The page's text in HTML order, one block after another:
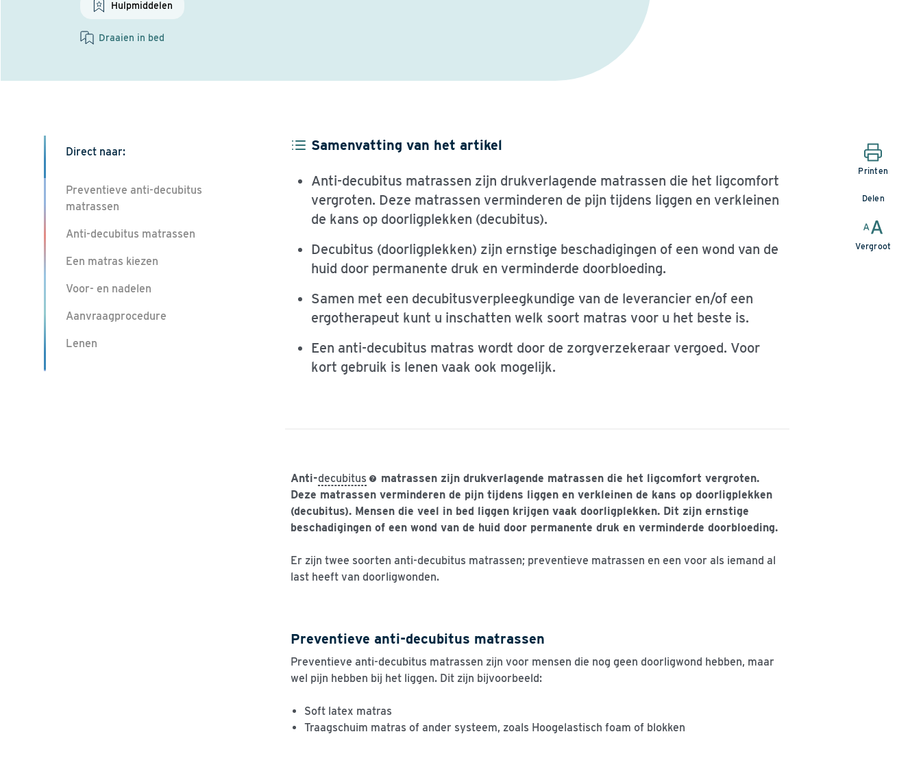
Printen
Delen
Vergroot
Hulpmiddelen
Draaien in bed
Direct naar:
Preventieve anti-decubitus
matrassen
Anti-decubitus matrassen
Een matras kiezen
Voor- en nadelen
Aanvraagprocedure
Lenen
Samenvatting van het artikel
Anti-decubitus matrassen zijn drukverlagende matrassen die het ligcomfort
vergroten. Deze matrassen verminderen de pijn tijdens liggen en verkleinen
de kans op doorligplekken (decubitus).
Decubitus (doorligplekken) zijn ernstige beschadigingen of een wond van de
huid door permanente druk en verminderde doorbloeding.
Samen met een decubitusverpleegkundige van de leverancier en/of een
ergotherapeut kunt u inschatten welk soort matras voor u het beste is.
Een anti-decubitus matras wordt door de zorgverzekeraar vergoed. Voor
kort gebruik is lenen vaak ook mogelijk.
Anti-decubitus
matrassen zijn drukverlagende matrassen die het ligcomfort vergroten.
Deze matrassen verminderen de pijn tijdens liggen en verkleinen de kans op doorligplekken
(decubitus). Mensen die veel in bed liggen krijgen vaak doorligplekken. Dit zijn ernstige
beschadigingen of een wond van de huid door permanente druk en verminderde doorbloeding.
Er zijn twee soorten anti-decubitus matrassen; preventieve matrassen en een voor als iemand al
last heeft van doorligwonden.
Preventieve anti-decubitus matrassen
Preventieve anti-decubitus matrassen zijn voor mensen die nog geen doorligwond hebben, maar
wel pijn hebben bij het liggen. Dit zijn bijvoorbeeld:
Soft latex matras
Traagschuim matras of ander systeem, zoals Hoogelastisch foam of blokken